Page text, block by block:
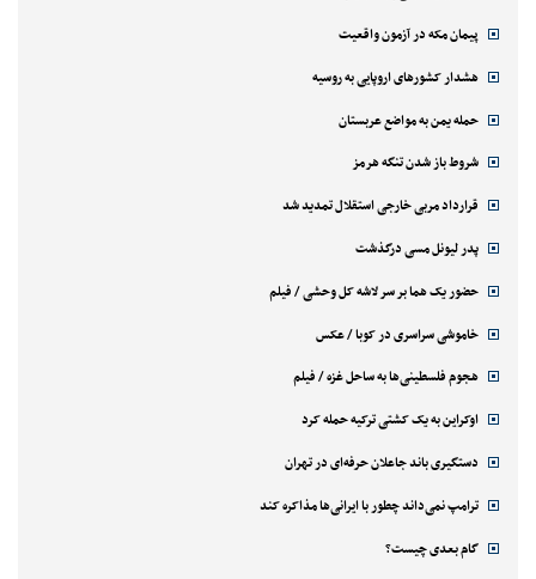
پیمان مکه در آزمون واقعیت
هشدار کشورهای اروپایی به روسیه
حمله یمن به مواضع عربستان
شروط باز شدن تنگه هرمز
قرارداد مربی خارجی استقلال تمدید شد
پدر لیونل مسی درگذشت
حضور یک هما بر سر لاشه‌ کل وحشی / فیلم
خاموشی سراسری در کوبا / عکس
هجوم فلسطینی‌ها به ساحل غزه / فیلم
اوکراین به یک کشتی ترکیه حمله کرد
دستگیری باند جاعلان حرفه‌ای در تهران
ترامپ نمی‌داند چطور با ایرانی‌ها مذاکره کند
گام بعدی چیست؟